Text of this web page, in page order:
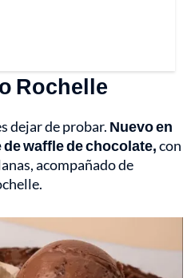
Rochelle
dejar de probar. Nuevo en
waffle de chocolate,con
acompañado de